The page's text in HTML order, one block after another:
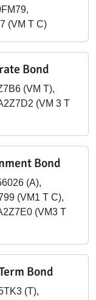
(VM T C)
Bond
(VM T),
(VM 3 T
Bond
(A),
(VM1 T C),
(VM3 T
Bond
(T),